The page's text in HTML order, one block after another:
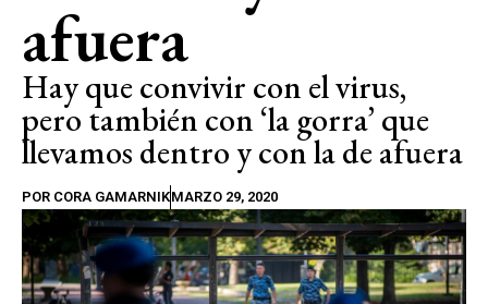
afuera
Hay que convivir con el virus,
pero también con ‘la gorra’ que
llevamos dentro y con la de afuera
POR CORA GAMARNIKMARZO 29, 2020